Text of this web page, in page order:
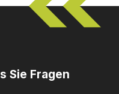
Sie Fragen